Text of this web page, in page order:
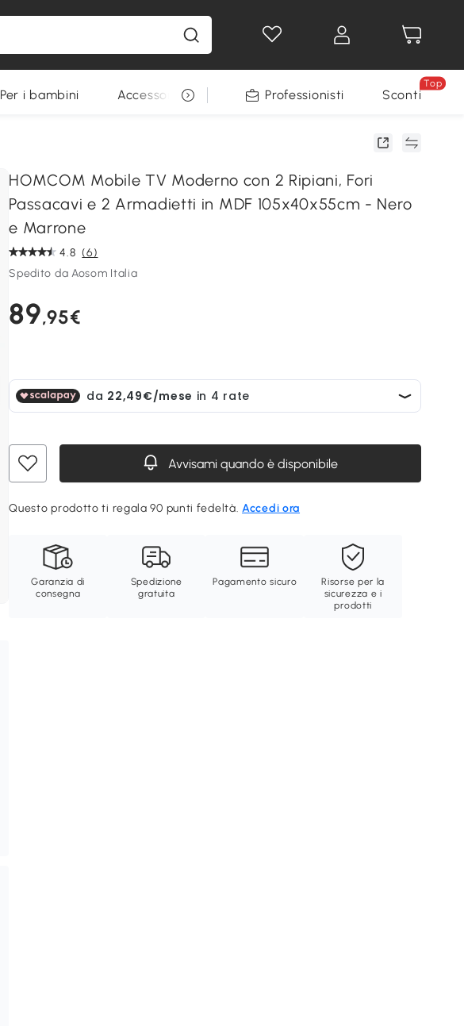
Per i bambini Accessori per animali Professionisti Sconti
Top
HOMCOM Mobile TV Moderno con 2 Ripiani, Fori
Passacavi e 2 Armadietti in MDF 105x40x55cm - Nero
e Marrone
4.8 (6)
Spedito da Aosom Italia
89,95€
Avvisami quando è disponibile
Questo prodotto ti regala 90 punti fedeltà.Accedi ora
Garanzia di
consegna
Spedizione
gratuita
Pagamento sicuro
Risorse per la
sicurezza e i
prodotti